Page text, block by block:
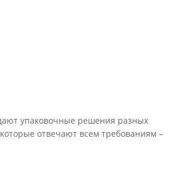
упаковочные решения разных
отвечают всем требованиям –